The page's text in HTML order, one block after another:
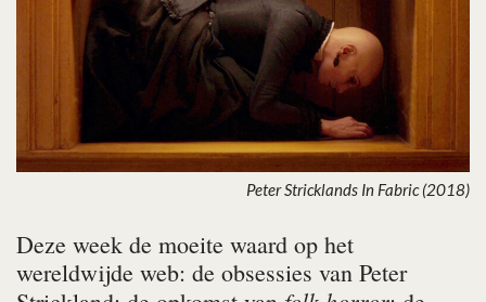
Peter Stricklands In Fabric (2018)
Deze week de moeite waard op het
wereldwijde web: de obsessies van Peter